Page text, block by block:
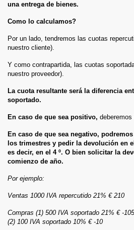
una entrega de bienes.
Como lo calculamos?
Por un lado, tendremos las cuotas
nuestro cliente).
Y como contrapartida, las cuotas
nuestro proveedor).
La cuota resultante será la diferencia
soportado.
En caso de que sea positivo,
En caso de que sea negativo,
los trimestres y pedir la devolución en
es decir, en el 4 º. O bien solicitar la
comienzo de año.
Por ejemplo:
Ventas 1000 IVA repercutido 21% € 210
Compras (1) 500 IVA soportado 21% € -105
(2) 100 IVA soportado 10% € -10